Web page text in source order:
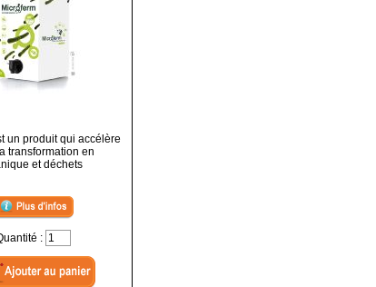
un produit qui accélère
transformation en
et déchets
: